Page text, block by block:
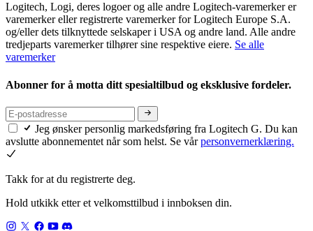
Logitech, Logi, deres logoer og alle andre Logitech-varemerker er
varemerker eller registrerte varemerker for Logitech Europe S.A.
og/eller dets tilknyttede selskaper i USA og andre land. Alle andre
tredjeparts varemerker tilhører sine respektive eiere. Se alle
varemerker
Abonner for å motta ditt spesialtilbud og eksklusive fordeler.
Jeg ønsker personlig markedsføring fra Logitech G. Du kan
avslutte abonnementet når som helst. Se vårpersonvernerklæring.
Takk for at du registrerte deg.
Hold utkikk etter et velkomsttilbud i innboksen din.